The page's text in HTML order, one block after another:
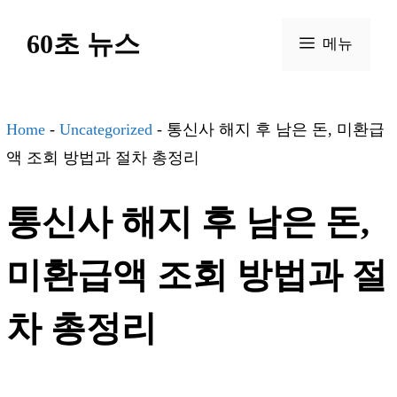
건
너
기
60초 뉴스 메뉴
Home - Uncategorized - 통신사 해지 후 남은 돈, 미환급
액 조회 방법과 절차 총정리
통신사 해지 후 남은 돈,
미환급액 조회 방법과 절
차 총정리